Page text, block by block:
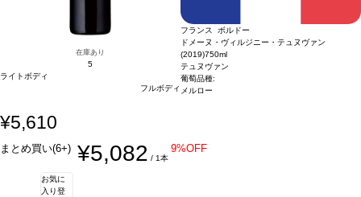
在庫あり
5
ライトボディ
フルボディ
フランス ボルドー
ドメーヌ・ヴィルジニー・テュヌヴァン
(2019)750ml
テュヌヴァン
葡萄品種:
メルロー
¥5,610
まとめ買い(6+) ¥5,082 / 1本
9%OFF
お気に
入り登